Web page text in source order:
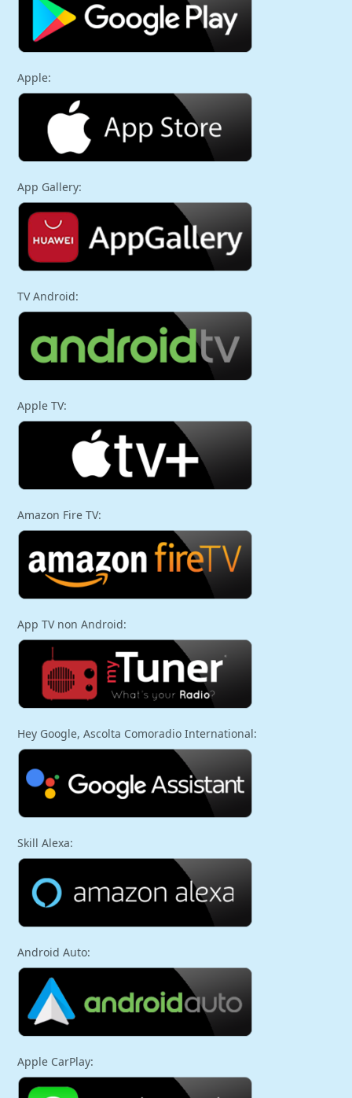
Apple:
App Gallery:
TV Android:
Apple TV:
Amazon Fire TV:
App TV non Android:
Hey Google, Ascolta Comoradio International:
Skill Alexa:
Android Auto:
Apple CarPlay: